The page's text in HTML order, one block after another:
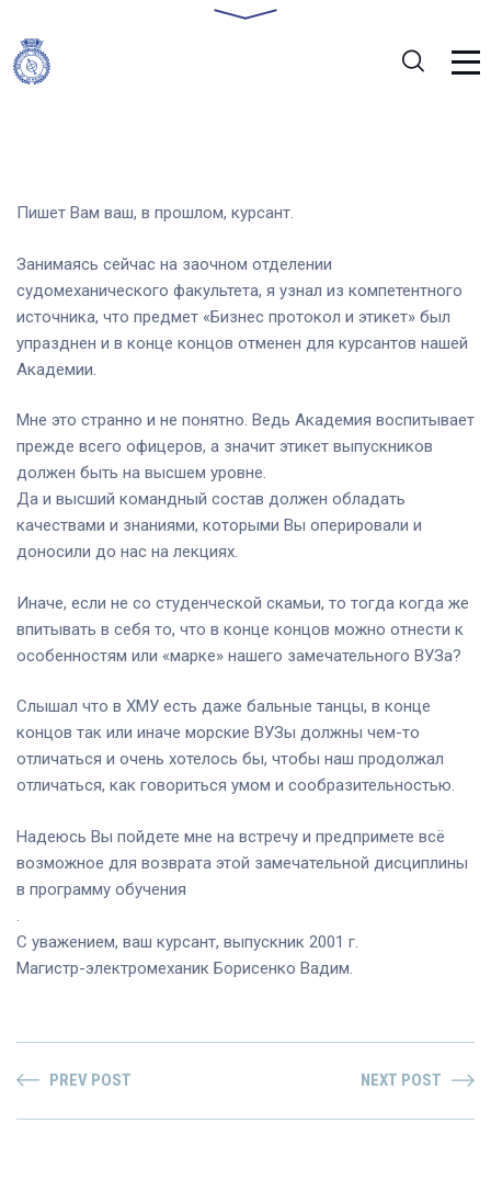
Пишет Вам ваш, в прошлом, курсант.
Занимаясь сейчас на заочном отделении
судомеханического факультета, я узнал из компетентного
источника, что предмет «Бизнес протокол и этикет» был
упразднен и в конце концов отменен для курсантов нашей
Академии.
Мне это странно и не понятно. Ведь Академия воспитывает
прежде всего офицеров, а значит этикет выпускников
должен быть на высшем уровне.
Да и высший командный состав должен обладать
качествами и знаниями, которыми Вы оперировали и
доносили до нас на лекциях.
Иначе, если не со студенческой скамьи, то тогда когда же
впитывать в себя то, что в конце концов можно отнести к
особенностям или «марке» нашего замечательного ВУЗа?
Слышал что в ХМУ есть даже бальные танцы, в конце
концов так или иначе морские ВУЗы должны чем-то
отличаться и очень хотелось бы, чтобы наш продолжал
отличаться, как говориться умом и сообразительностью.
Надеюсь Вы пойдете мне на встречу и предпримете всё
возможное для возврата этой замечательной дисциплины
в программу обучения
С уважением, ваш курсант, выпускник 2001 г.
Магистр-электромеханик Борисенко Вадим.
PREV POST NEXT POST